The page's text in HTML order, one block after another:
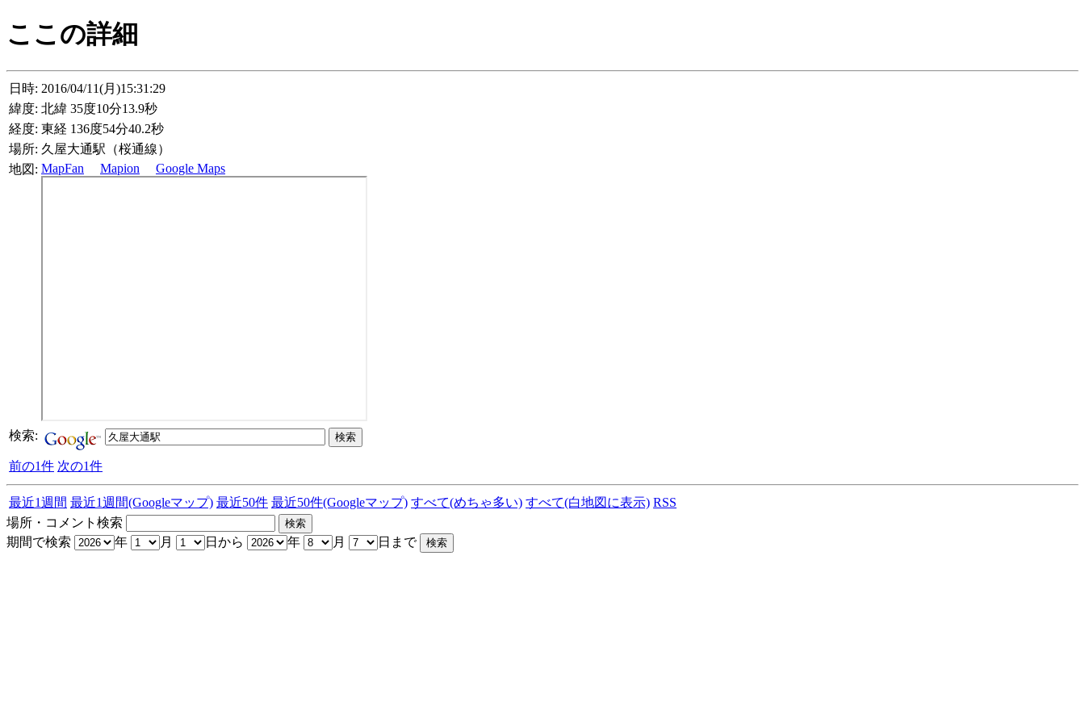
ここの詳細
日時: 2016/04/11(月)15:31:29
緯度: 北緯 35度10分13.9秒
経度: 東経 136度54分40.2秒
場所: 久屋大通駅（桜通線）
地図: MapFan Mapion Google Maps
検索:
前の1件 次の1件
最近1週間 最近1週間(Googleマップ) 最近50件 最近50件(Googleマップ) すべて(めちゃ多い) すべて(白地図に表示) RSS
場所・コメント検索
期間で検索
年 月 日から 年 月 日まで